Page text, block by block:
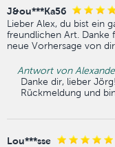
J&ou***Ka56
Lieber Alex, du bist ein
freundlichen Art. Danke
neue Vorhersage von
Antwort von
Danke dir, lieber
Rückmeldung und
Lou***sse